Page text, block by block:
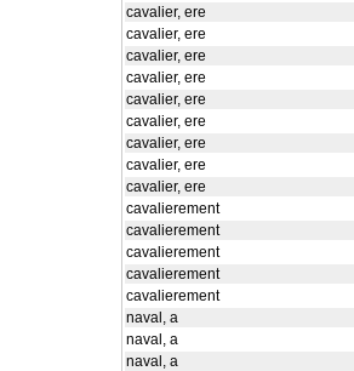
cavalier, ere
cavalier, ere
cavalier, ere
cavalier, ere
cavalier, ere
cavalier, ere
cavalier, ere
cavalier, ere
cavalier, ere
cavalierement
cavalierement
cavalierement
cavalierement
cavalierement
naval, a
naval, a
naval, a